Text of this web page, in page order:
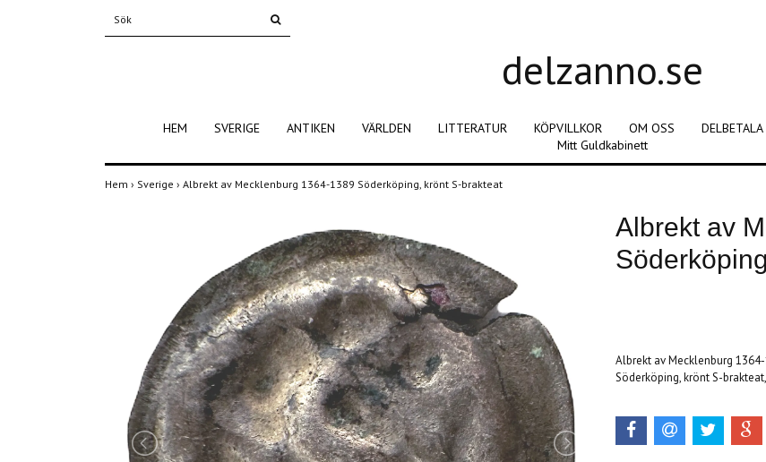
delzanno.se
HEM SVERIGE ANTIKEN VÄRLDEN LITTERATUR KÖPVILLKOR OM OSS
Mitt Guldkabinett
Hem › Sverige › Albrekt av Mecklenburg 1364-1389 Söderköping, krönt S-brakteat
Albrekt av
Albrekt av Mecklenburg
Söderköping, krönt S-